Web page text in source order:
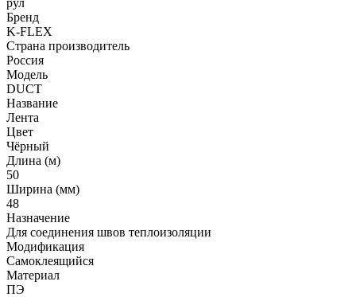
Бренд
K-FLEX
Страна производитель
Россия
Модель
DUCT
Название
Лента
Цвет
Чёрный
Длина (м)
50
Ширина (мм)
48
Назначение
Для соединения швов теплоизоляции
Модификация
Самоклеящийся
Материал
ПЭ